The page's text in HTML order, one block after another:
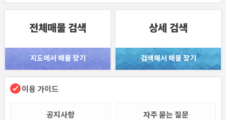
전체매물 검색
지도에서 매물 찾기
상세 검색
검색해서 매물 찾기
이용 가이드
공지사항 자주 묻는 질문